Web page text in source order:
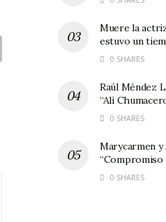
Muere la
estuvo un
0 SHARES
Raúl Méndez
“Alí
0 SHARES
Marycarmen y
“Compromiso
0 SHARES